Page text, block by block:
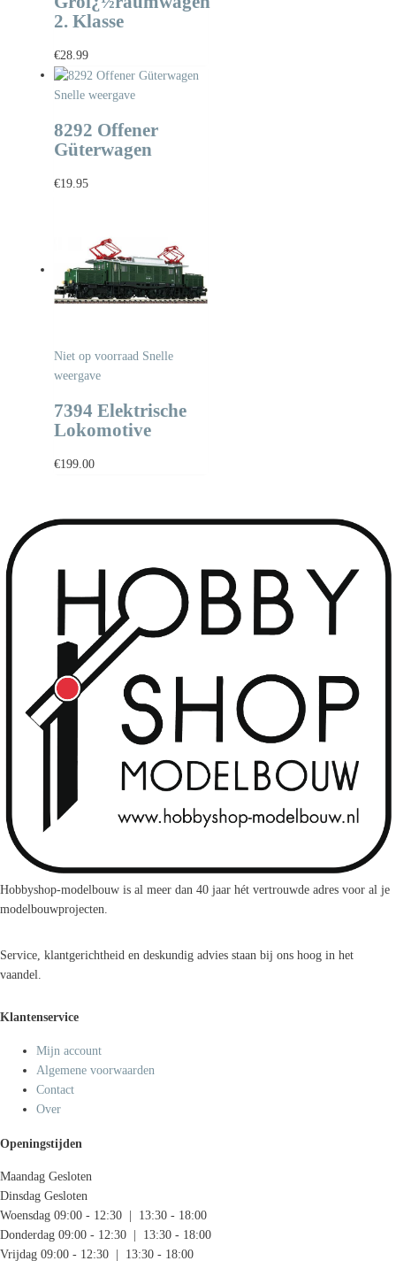
2. Klasse
€28.99
Snelle weergave
8292 Offener
Güterwagen
€19.95
Niet op voorraad Snelle
weergave
7394 Elektrische
Lokomotive
€199.00
Hobbyshop-modelbouw is al meer dan 40 jaar hét vertrouwde adres voor al je
modelbouwprojecten.
Service, klantgerichtheid en deskundig advies staan bij ons hoog in het
vaandel.
Klantenservice
Mijn account
Algemene voorwaarden
Contact
Over
Openingstijden
Maandag Gesloten
Dinsdag Gesloten
Woensdag 09:00 - 12:30 | 13:30 - 18:00
Donderdag 09:00 - 12:30 | 13:30 - 18:00
Vrijdag 09:00 - 12:30 | 13:30 - 18:00